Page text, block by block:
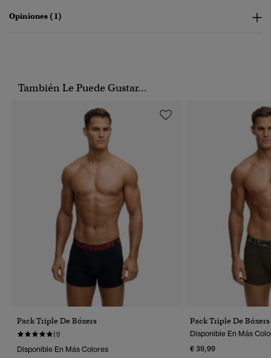
Opiniones (1)
También Le Puede Gustar...
Pack Triple De Bóxers
(1)
Disponible En Más Colores
Pack Triple De Bóxers
Disponible En Más
€ 39,99